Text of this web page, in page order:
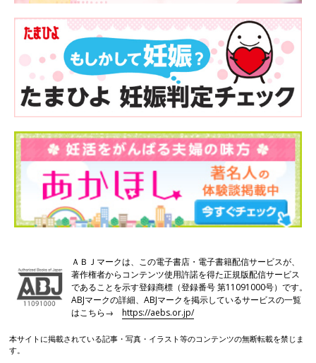
ＡＢＪマークは、この電子書店・電子書籍配信サービスが、
著作権者からコンテンツ使用許諾を得た正規版配信サービス
であることを示す登録商標（登録番号 第11091000号）です。
ABJマークの詳細、ABJマークを掲示しているサービスの一覧
はこちら→https://aebs.or.jp/
本サイトに掲載されている記事・写真・イラスト等のコンテンツの無断転載を禁じま
す。